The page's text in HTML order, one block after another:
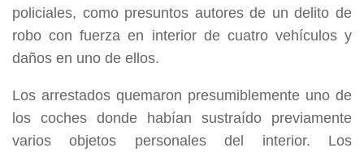
policiales, como presuntos autores de un delito de
robo con fuerza en interior de cuatro vehículos y
daños en uno de ellos.
Los arrestados quemaron presumiblemente uno de
los coches donde habían sustraído previamente
varios objetos personales del interior. Los